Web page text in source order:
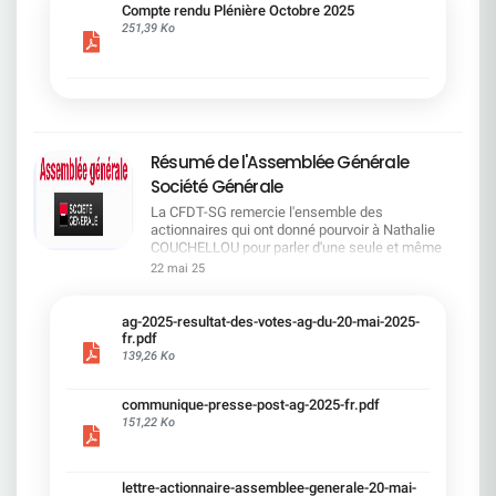
cadre du dialogue social.Bonne lecture !
Compte rendu Plénière Octobre 2025
251,39 Ko
Résumé de l'Assemblée Générale
Société Générale
La CFDT-SG remercie l'ensemble des
actionnaires qui ont donné pourvoir à Nathalie
COUCHELLOU pour parler d'une seule et même
voix.L'assemblée Générale s'est ouverte avec 4
souligné la forte amélioration en 2024 de tous les
facteurs financiers et le premier trimestre 2025
encourageant.Le Directeur Général, Slawomir
solide. Etre une banque simple et intégrée. Etre
une banque efficace. Etre une banque rentable. Le
22 mai 25
ag-2025-resultat-des-votes-ag-du-20-mai-2025-
fr.pdf
139,26 Ko
communique-presse-post-ag-2025-fr.pdf
151,22 Ko
lettre-actionnaire-assemblee-generale-20-mai-